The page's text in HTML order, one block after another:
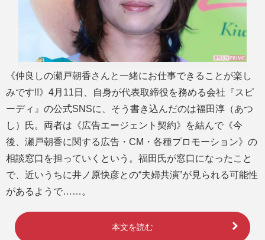
《仲良しの瀬戸朝香さんと一緒にお仕事できることが楽し
みです!!》4月11日、自身が代表取締役を務める会社『スピ
ーディ』の公式SNSに、そう書き込んだのは福田淳（あつ
し）氏。両者は《広告エージェント契約》を結んで《今
後、瀬戸朝香に関する広告・CM・各種プロモーション》の
相談窓口を担っていくという。福田氏が窓口になったこと
で、近いうちに井ノ原快彦との“夫婦共演”が見られる可能性
があるようで……。
本文を読む